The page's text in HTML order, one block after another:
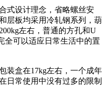
式设计理念，省略螺丝安
层板均采用冷轧钢系列，葫
左右，普通的方孔和U
全可以适应日常生活中的置
装盒在17kg左右，一个成年
日常使用中没有过多的限制